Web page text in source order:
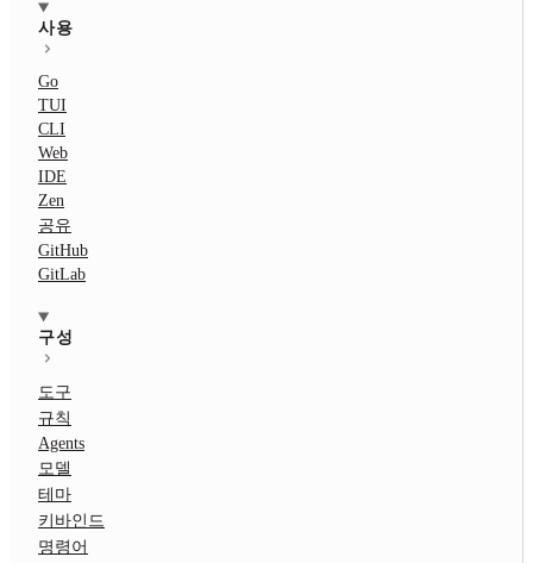
사용
Go
TUI
CLI
Web
IDE
Zen
공유
GitHub
GitLab
구성
도구
규칙
Agents
모델
테마
키바인드
명령어